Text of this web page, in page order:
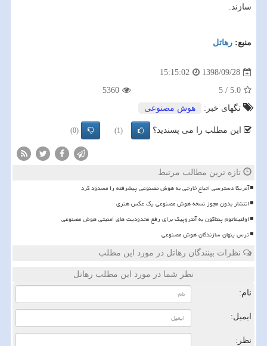
سازند.
منبع: رهاتل
1398/09/28
15:15:02
5.0
/
5
5360
تگهای خبر:
هوش مصنوعی
این مطلب را می پسندید؟ (1)
(0)
تازه ترین مطالب مرتبط
آمریکا دسترسی اتباع خارجی به هوش مصنوعی پیشرفته را مسدود کرد
انتشار بدون مجوز نسخه هوش مصنوعی یک عکس هنری
اولتیماتوم پنتاگون به آنتروپیک برای رفع محدودیت های امنیتی هوش مصنوعی
ترس پنهان سازندگان هوش مصنوعی
نظرات بینندگان رهاتل در مورد این مطلب
نظر شما در مورد این مطلب رهاتل
نام:
ایمیل:
نظر: